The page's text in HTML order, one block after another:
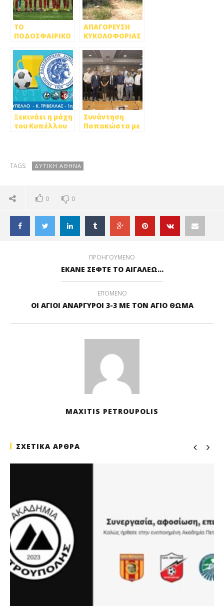
ΤΟ
ΠΟΔΟΣΦΑΙΡΙΚΟ
ΣΤΗΝ ΔΥΤΙΚΗ
ΑΘΗΝΑ…
ΑΠΑΓΟΡΕΥΣΗ
ΚΥΚΟΛΟΦΟΡΙΑΣ
ΒΟΥΝΑ ΤΗΣ
ΔΥΤΙΚΗΣ
ΑΘΗΝΑΣ ΚΑΙ
ΤΗΝ ΠΑΡΑΣΚΕΥΗ
10/9
Ξεκινάει η μάχη
του Κυπέλλου
Συνάντηση
Παπακώστα με
TAGS: ΔΥΤΙΚΗ ΑΘΗΝΑ
0 0
ΠΡΟΗΓΟΥΜΕΝΟ
ΕΚΑΝΕ ΣΕΦΤΕ ΤΟ ΑΙΓΑΛΕΩ…
ΕΠΟΜΕΝΟ
ΟΙ ΑΓΙΟΙ ΑΝΑΡΓΥΡΟΙ 3-3 ΜΕ ΤΟΝ ΑΓΙΟ ΘΩΜΑ
MAXITIS PETROUPOLIS
ΣΧΕΤΙΚΑ ΑΡΘΡΑ